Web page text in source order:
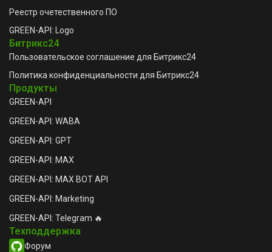
Реестр очетественного ПО
GREEN-API: Logo
Битрикс24
Пользовательское соглашение для Битрикс24
Политика конфиденциальности для Битрикс24
Продукты
GREEN-API
GREEN-API: WABA
GREEN-API: GPT
GREEN-API: MAX
GREEN-API: MAX BOT API
GREEN-API: Marketing
GREEN-API: Telegram 🔥
Техподдержка
Форум